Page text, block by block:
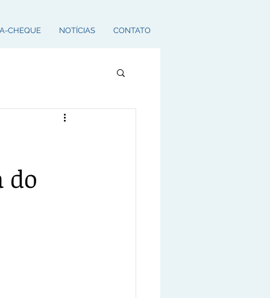
CHEQUE NOTÍCIAS CONTATO
do